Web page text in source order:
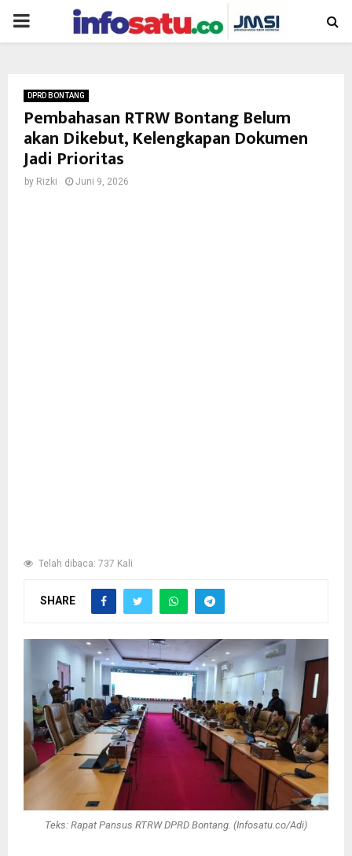
PRIMARY
DPRD BONTANG
Pembahasan RTRW Bontang Belum
akan Dikebut, Kelengkapan Dokumen
Jadi Prioritas
by Rizki Juni 9, 2026
Telah dibaca: 737 Kali
SHARE
Teks: Rapat Pansus RTRW DPRD Bontang. (Infosatu.co/Adi)